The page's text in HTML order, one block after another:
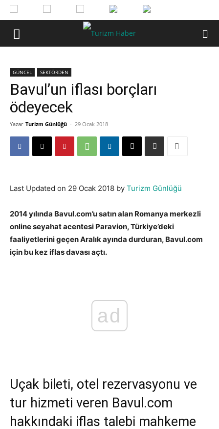
GÜNCEL SEKTÖRDEN
Bavul’un iflası borçları
ödeyecek
Yazar Turizm Günlüğü - 29 Ocak 2018
Last Updated on 29 Ocak 2018 by Turizm Günlüğü
2014 yılında Bavul.com’u satın alan Romanya merkezli
online seyahat acentesi Paravion, Türkiye’deki
faaliyetlerini geçen Aralık ayında durduran, Bavul.com
için bu kez iflas davası açtı.
ad
Uçak bileti, otel rezervasyonu ve
tur hizmeti veren Bavul.com
hakkındaki iflas talebi mahkeme